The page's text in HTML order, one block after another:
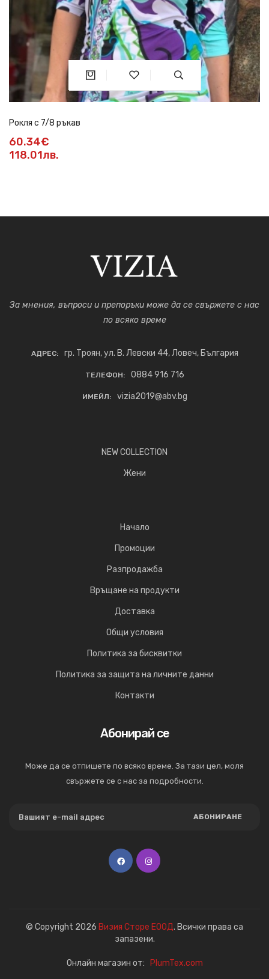
Рокля с 7/8 ръкав
60.34€
118.01лв.
За мнения, въпроси и препоръки може да се свържете с нас
по всяко време
АДРЕС: гр. Троян, ул. В. Левски 44, Ловеч, България
ТЕЛЕФОН: 0884 916 716
ИМЕЙЛ: vizia2019@abv.bg
NEW COLLECTION
Жени
Начало
Промоции
Разпродажба
Връщане на продукти
Доставка
Общи условия
Политика за бисквитки
Политика за защита на личните данни
Контакти
Абонирай се
Може да се отпишете по всяко време. За тази цел, моля
свържете се с нас за подробности.
АБОНИРАНЕ
© Copyright 2026 Визия Сторе ЕООД. Всички права са
запазени.
Онлайн магазин от: PlumTex.com